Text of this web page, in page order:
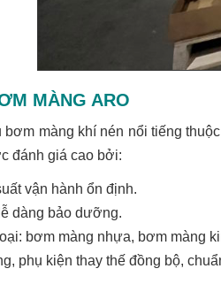
MÀNG ARO
màng khí nén nổi tiếng
đánh giá cao bởi:
vận hành ổn định.
dàng bảo dưỡng.
bơm màng nhựa, bơm màng
phụ kiện thay thế đồng bộ,